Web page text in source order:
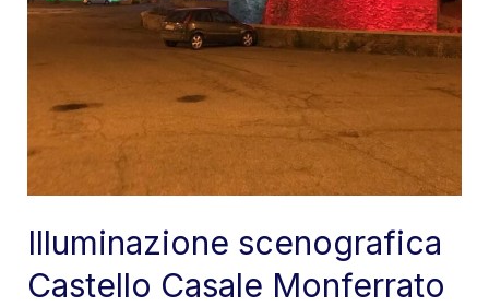
Illuminazione scenografica
Castello Casale Monferrato